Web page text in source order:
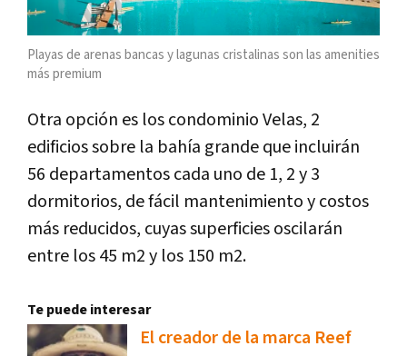
Playas de arenas bancas y lagunas cristalinas son las amenities
más premium
Otra opción es los condominio Velas, 2
edificios sobre la bahía grande que incluirán
56 departamentos cada uno de 1, 2 y 3
dormitorios, de fácil mantenimiento y costos
más reducidos, cuyas superficies oscilarán
entre los 45 m2 y los 150 m2.
Te puede interesar
El creador de la marca Reef